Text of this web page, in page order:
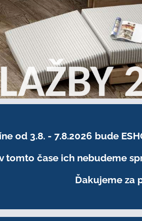
od 3.8. - 7.8.2026 bude
čase ich nebudeme
Ďakujeme za